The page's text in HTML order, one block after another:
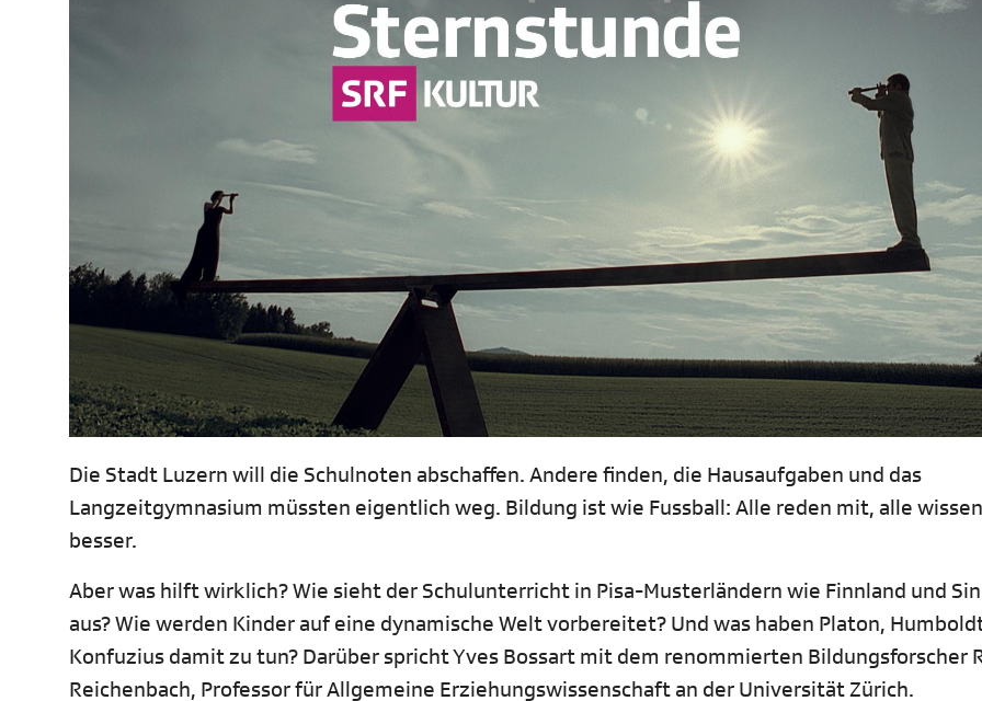
Die Stadt Luzern will die Schulnoten abschaffen. Andere finden, die Hausaufgaben und das
Langzeitgymnasium müssten eigentlich weg. Bildung ist wie Fussball: Alle reden mit, alle
besser.
Aber was hilft wirklich? Wie sieht der Schulunterricht in Pisa-Musterländern wie Finnland und
aus? Wie werden Kinder auf eine dynamische Welt vorbereitet? Und was haben Platon,
Konfuzius damit zu tun? Darüber spricht Yves Bossart mit dem renommierten Bildungsforscher
Reichenbach, Professor für Allgemeine Erziehungswissenschaft an der Universität Zürich.